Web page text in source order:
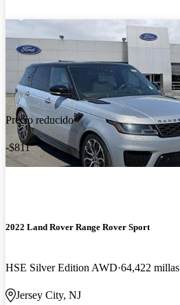
Precio reducido
-$811
2022 Land Rover Range Rover Sport
HSE Silver Edition AWD 64,422 millas
Jersey City, NJ